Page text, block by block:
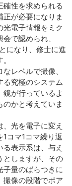
性を求められる
が必要になりま
電子情報をミク
で認められ、
になり、修士に進
レベルで撮像、
る究極のシステム
が行っているよ
かと考えていま
光を電子に変え
コマ1コマ繰り返
表示系は、与え
としますが、その
子量のばらつきに
撮像の段階でポア